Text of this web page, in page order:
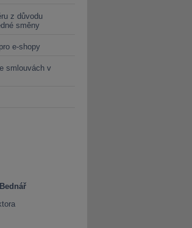
z důvodu
směny
e-shopy
smlouvách v